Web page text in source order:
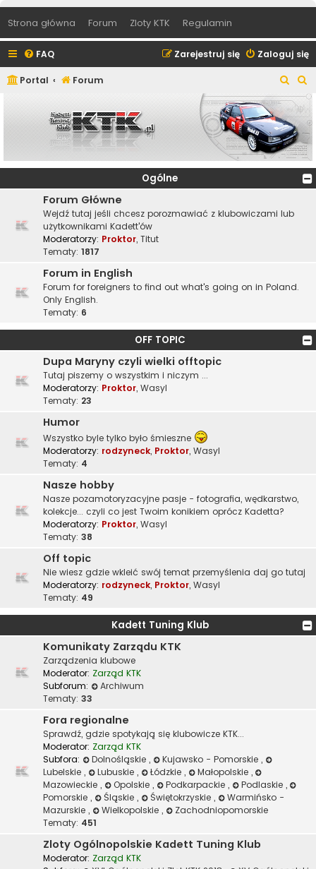
Strona główna Forum Zloty KTK Regulamin
FAQ Zaloguj się
Zarejestruj się
Portal Forum
z
u
k
j
z
u
k
a
j
Ogólne
Forum Główne
Wejdź tutaj jeśli chcesz porozmawiać z klubowiczami lub
użytkownikami Kadett'ów
Moderatorzy: Proktor, Titut
Tematy: 1817
Forum in English
Forum for foreigners to find out what's going on in Poland.
Only English.
Tematy: 6
OFF TOPIC
Dupa Maryny czyli wielki offtopic
Tutaj piszemy o wszystkim i niczym ...
Moderatorzy: Proktor, Wasyl
Tematy: 23
Humor
Wszystko byle tylko było śmieszne
Moderatorzy: rodzyneck, Proktor, Wasyl
Tematy: 4
Nasze hobby
Nasze pozamotoryzacyjne pasje - fotografia, wędkarstwo,
kolekcje... czyli co jest Twoim konikiem oprócz Kadetta?
Moderatorzy: Proktor, Wasyl
Tematy: 38
Off topic
Nie wiesz gdzie wkleić swój temat przemyślenia daj go tutaj
Moderatorzy: rodzyneck, Proktor, Wasyl
Tematy: 49
Kadett Tuning Klub
Komunikaty Zarządu KTK
Zarządzenia klubowe
Moderator: Zarząd KTK
Subforum:
Archiwum
Tematy: 33
Fora regionalne
Sprawdź, gdzie spotykają się klubowicze KTK...
Moderator: Zarząd KTK
Subfora:
Dolnośląskie , Kujawsko - Pomorskie ,
Lubelskie , Lubuskie , Łódzkie , Małopolskie ,
Mazowieckie , Opolskie , Podkarpackie , Podlaskie ,
Pomorskie , Śląskie , Świętokrzyskie ,
Warmińsko -
Mazurskie , Wielkopolskie ,
Zachodniopomorskie
Tematy: 451
Zloty Ogólnopolskie Kadett Tuning Klub
Moderator: Zarząd KTK